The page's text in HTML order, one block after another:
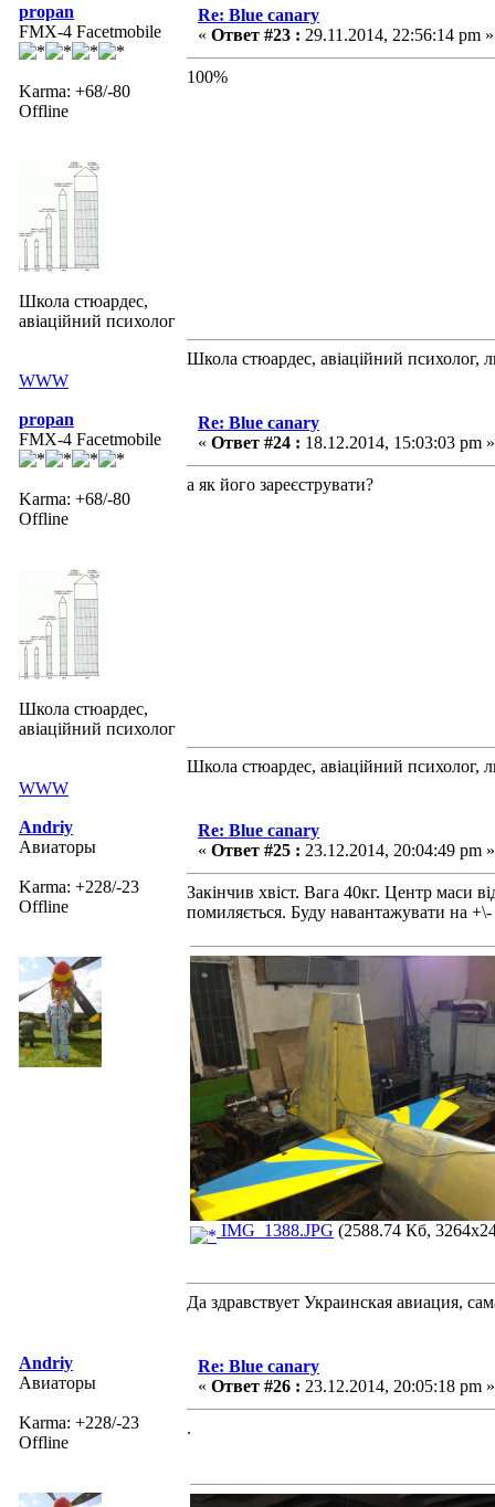
propan
FMX-4 Facetmobile
Karma: +68/-80
Offline
Школа стюардес,
авіаційний психолог
WWW
Re: Blue canary
« Ответ #23 : 29.11.2014, 22:56:14 pm »
100%
Школа стюардес, авіаційний психолог,
propan
FMX-4 Facetmobile
Karma: +68/-80
Offline
Школа стюардес,
авіаційний психолог
WWW
Re: Blue canary
« Ответ #24 : 18.12.2014, 15:03:03 pm »
а як його зареєструвати?
Школа стюардес, авіаційний психолог,
Andriy
Авиаторы
Karma: +228/-23
Offline
Re: Blue canary
« Ответ #25 : 23.12.2014, 20:04:49 pm »
Закінчив хвіст. Вага 40кг. Центр маси
помиляється. Буду навантажувати на
IMG_1388.JPG (2588.74 Кб,
Да здравствует Украинская авиация,
Andriy
Авиаторы
Karma: +228/-23
Offline
Re: Blue canary
« Ответ #26 : 23.12.2014, 20:05:18 pm »
.